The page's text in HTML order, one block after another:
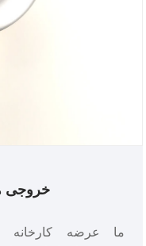
خروجی
ما عرضه